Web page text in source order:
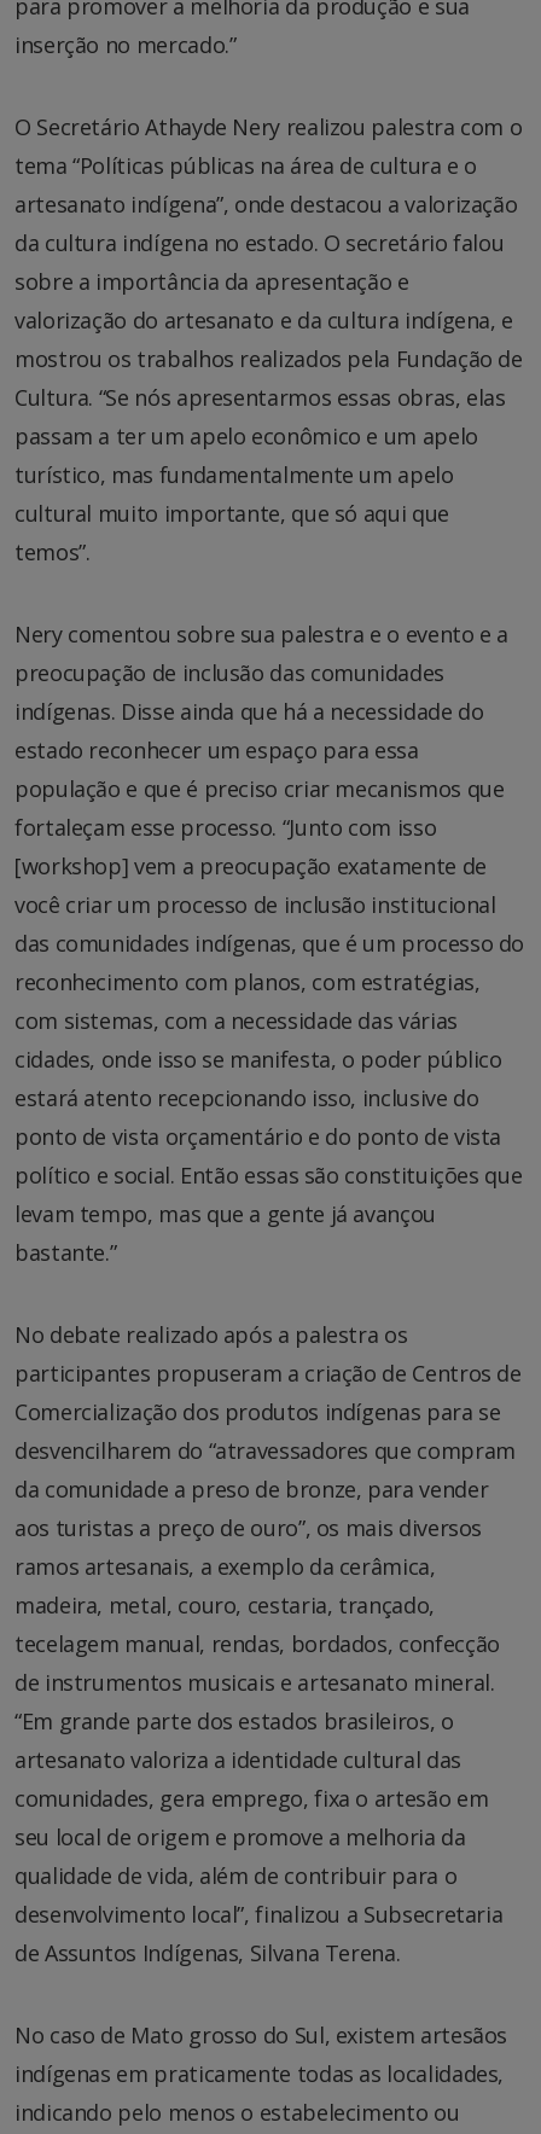
inserção no mercado.”
O Secretário Athayde Nery realizou palestra com o
tema “Políticas públicas na área de cultura e o
artesanato indígena”, onde destacou a valorização
da cultura indígena no estado. O secretário falou
sobre a importância da apresentação e
valorização do artesanato e da cultura indígena, e
mostrou os trabalhos realizados pela Fundação de
Cultura. “Se nós apresentarmos essas obras, elas
passam a ter um apelo econômico e um apelo
turístico, mas fundamentalmente um apelo
cultural muito importante, que só aqui que
temos”.
Nery comentou sobre sua palestra e o evento e a
preocupação de inclusão das comunidades
indígenas. Disse ainda que há a necessidade do
estado reconhecer um espaço para essa
população e que é preciso criar mecanismos que
fortaleçam esse processo. “Junto com isso
[workshop] vem a preocupação exatamente de
você criar um processo de inclusão institucional
das comunidades indígenas, que é um processo do
reconhecimento com planos, com estratégias,
com sistemas, com a necessidade das várias
cidades, onde isso se manifesta, o poder público
estará atento recepcionando isso, inclusive do
ponto de vista orçamentário e do ponto de vista
político e social. Então essas são constituições que
levam tempo, mas que a gente já avançou
bastante.”
No debate realizado após a palestra os
participantes propuseram a criação de Centros de
Comercialização dos produtos indígenas para se
desvencilharem do “atravessadores que compram
da comunidade a preso de bronze, para vender
aos turistas a preço de ouro”, os mais diversos
ramos artesanais, a exemplo da cerâmica,
madeira, metal, couro, cestaria, trançado,
tecelagem manual, rendas, bordados, confecção
de instrumentos musicais e artesanato mineral.
“Em grande parte dos estados brasileiros, o
artesanato valoriza a identidade cultural das
comunidades, gera emprego, fixa o artesão em
seu local de origem e promove a melhoria da
qualidade de vida, além de contribuir para o
desenvolvimento local”, finalizou a Subsecretaria
de Assuntos Indígenas, Silvana Terena.
No caso de Mato grosso do Sul, existem artesãos
indígenas em praticamente todas as localidades,
indicando pelo menos o estabelecimento ou